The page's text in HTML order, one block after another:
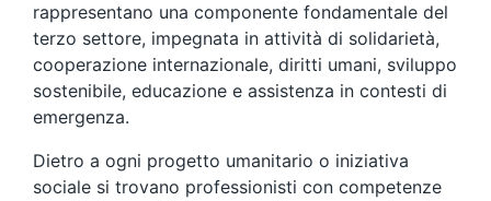
rappresentano una componente fondamentale del
terzo settore, impegnata in attività di solidarietà,
cooperazione internazionale, diritti umani, sviluppo
sostenibile, educazione e assistenza in contesti di
emergenza.
Dietro a ogni progetto umanitario o iniziativa
sociale si trovano professionisti con competenze